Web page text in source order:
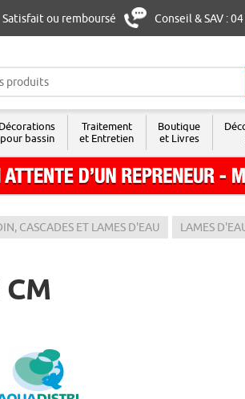
Satisfait ou remboursé Conseil & SAV :
Décorations
pour bassin
Traitement
et Entretien
Boutique
et Livres
CASCADES ET LAMES D'EAU LAMES